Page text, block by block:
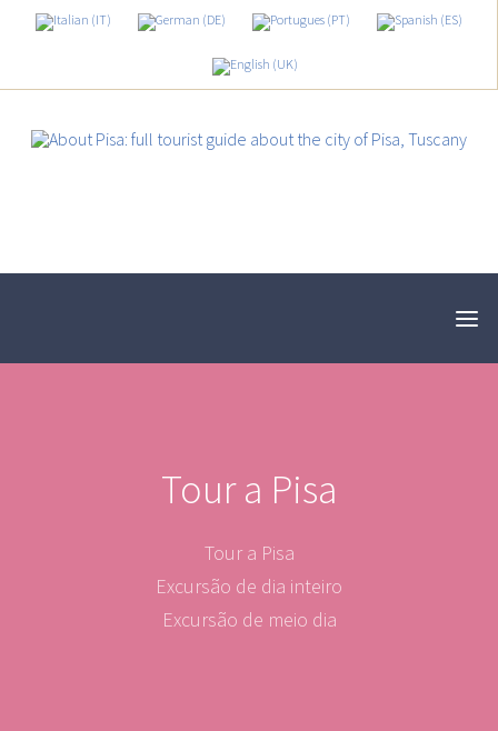
Tour a Pisa
Tour a Pisa
Excursão de dia inteiro
Excursão de meio dia